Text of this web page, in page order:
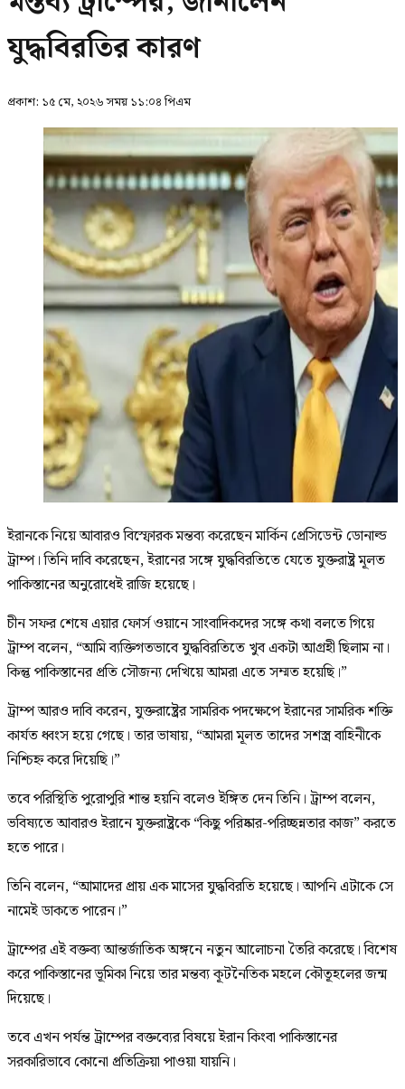
যুদ্ধবিরতির কারণ
প্রকাশ: ১৫ মে, ২০২৬ সময় ১১:০৪ পিএম
ইরানকে নিয়ে আবারও বিস্ফোরক মন্তব্য করেছেন মার্কিন প্রেসিডেন্ট ডোনাল্ড
ট্রাম্প। তিনি দাবি করেছেন, ইরানের সঙ্গে যুদ্ধবিরতিতে যেতে যুক্তরাষ্ট্র মূলত
পাকিস্তানের অনুরোধেই রাজি হয়েছে।
চীন সফর শেষে এয়ার ফোর্স ওয়ানে সাংবাদিকদের সঙ্গে কথা বলতে গিয়ে
ট্রাম্প বলেন, “আমি ব্যক্তিগতভাবে যুদ্ধবিরতিতে খুব একটা আগ্রহী ছিলাম না।
কিন্তু পাকিস্তানের প্রতি সৌজন্য দেখিয়ে আমরা এতে সম্মত হয়েছি।”
ট্রাম্প আরও দাবি করেন, যুক্তরাষ্ট্রের সামরিক পদক্ষেপে ইরানের সামরিক শক্তি
কার্যত ধ্বংস হয়ে গেছে। তার ভাষায়, “আমরা মূলত তাদের সশস্ত্র বাহিনীকে
নিশ্চিহ্ন করে দিয়েছি।”
তবে পরিস্থিতি পুরোপুরি শান্ত হয়নি বলেও ইঙ্গিত দেন তিনি। ট্রাম্প বলেন,
ভবিষ্যতে আবারও ইরানে যুক্তরাষ্ট্রকে “কিছু পরিষ্কার-পরিচ্ছন্নতার কাজ” করতে
হতে পারে।
তিনি বলেন, “আমাদের প্রায় এক মাসের যুদ্ধবিরতি হয়েছে। আপনি এটাকে সে
নামেই ডাকতে পারেন।”
ট্রাম্পের এই বক্তব্য আন্তর্জাতিক অঙ্গনে নতুন আলোচনা তৈরি করেছে। বিশেষ
করে পাকিস্তানের ভূমিকা নিয়ে তার মন্তব্য কূটনৈতিক মহলে কৌতূহলের জন্ম
দিয়েছে।
তবে এখন পর্যন্ত ট্রাম্পের বক্তব্যের বিষয়ে ইরান কিংবা পাকিস্তানের
সরকারিভাবে কোনো প্রতিক্রিয়া পাওয়া যায়নি।